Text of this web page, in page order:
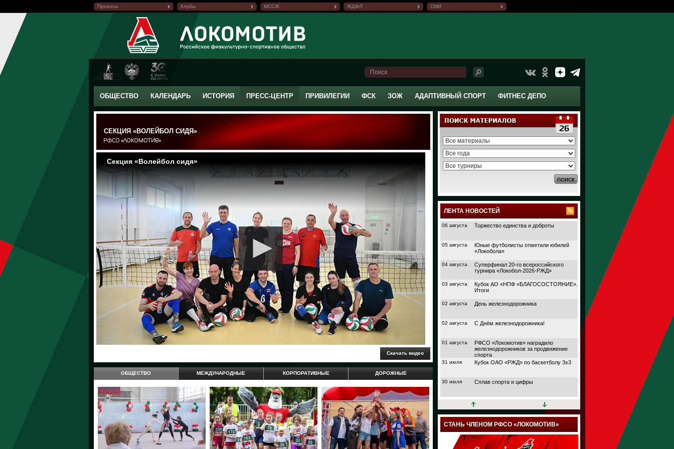
Проекты Клубы МССЖ ЖДФЛ СМИ
ОБЩЕСТВО КАЛЕНДАРЬ ИСТОРИЯ ПРЕСС-ЦЕНТР ПРИВИЛЕГИИ ФСК ЗОЖ АДАПТИВНЫЙ СПОРТ ФИТНЕС ДЕПО
СЕКЦИЯ «ВОЛЕЙБОЛ СИДЯ»
ОБЩЕСТВО МЕЖДУНАРОДНЫЕ КОРПОРАТИВНЫЕ ДОРОЖНЫЕ
ЛЕНТА НОВОСТЕЙ
06 августа Торжество единства и доброты
05 августа
Юные футболисты отметили юбилей
«Локобола»
04 августа
Суперфинал 20-го всероссийского
турнира «Локобол-2026-РЖД»
03 августа
Кубок АО «НПФ «БЛАГОСОСТОЯНИЕ».
Итоги
02 августа День железнодорожника
02 августа С Днём железнодорожника!
01 августа
РФСО «Локомотив» наградило
железнодорожников за продвижение
спорта
31 июля Кубок ОАО «РЖД» по баскетболу 3х3
30 июля Сплав спорта и цифры
27 июля
Кубок АО «НПФ
Дорога в большой спорт
23 июля Поймали волну удачи
СТАНЬ ЧЛЕНОМ РФСО «ЛОКОМОТИВ»